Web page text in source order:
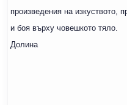
произведения на изкуството,
и боя върху човешкото тяло.
Долина